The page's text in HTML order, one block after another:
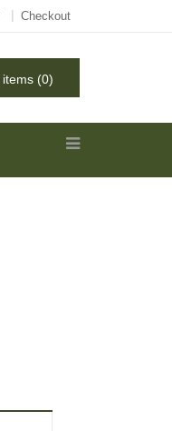
Checkout
items (0)